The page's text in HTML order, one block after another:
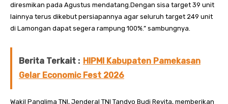
diresmikan pada Agustus mendatang.Dengan sisa target 39 unit
lainnya terus dikebut persiapannya agar seluruh target 249 unit
di Lamongan dapat segera rampung 100%.” sambungnya.
Berita Terkait : HIPMI Kabupaten Pamekasan
Gelar Economic Fest 2026
Wakil Panglima TNI, Jenderal TNI Tandyo Budi Revita, memberikan